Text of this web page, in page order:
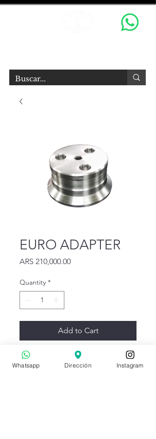
EURO ADAPTER
ARS 210,000.00Price
Quantity *
Add to Cart
Euro Adapter 50 cm para
Monitor
Whatsapp Dirección Instagram